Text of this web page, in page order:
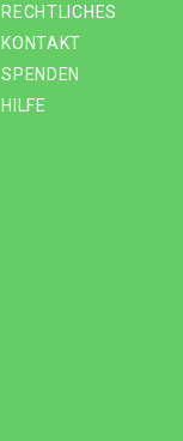
RECHTLICHES
KONTAKT
SPENDEN
HILFE